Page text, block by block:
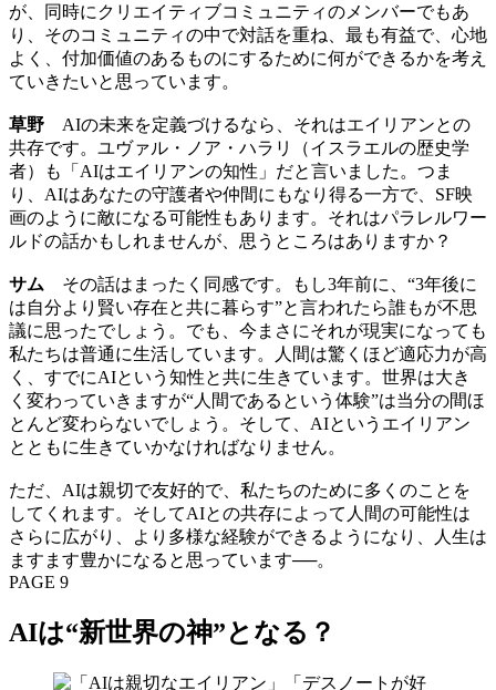
が、同時にクリエイティブコミュニティのメンバーでもあ
り、そのコミュニティの中で対話を重ね、最も有益で、心地
よく、付加価値のあるものにするために何ができるかを考え
ていきたいと思っています。
草野 AIの未来を定義づけるなら、それはエイリアンとの
共存です。ユヴァル・ノア・ハラリ（イスラエルの歴史学
者）も「AIはエイリアンの知性」だと言いました。つま
り、AIはあなたの守護者や仲間にもなり得る一方で、SF映
画のように敵になる可能性もあります。それはパラレルワー
ルドの話かもしれませんが、思うところはありますか？
サム その話はまったく同感です。もし3年前に、“3年後に
は自分より賢い存在と共に暮らす”と言われたら誰もが不思
議に思ったでしょう。でも、今まさにそれが現実になっても
私たちは普通に生活しています。人間は驚くほど適応力が高
く、すでにAIという知性と共に生きています。世界は大き
く変わっていきますが“人間であるという体験”は当分の間ほ
とんど変わらないでしょう。そして、AIというエイリアン
とともに生きていかなければなりません。
ただ、AIは親切で友好的で、私たちのために多くのことを
してくれます。そしてAIとの共存によって人間の可能性は
さらに広がり、より多様な経験ができるようになり、人生は
ますます豊かになると思っています──。
PAGE 9
AIは“新世界の神”となる？